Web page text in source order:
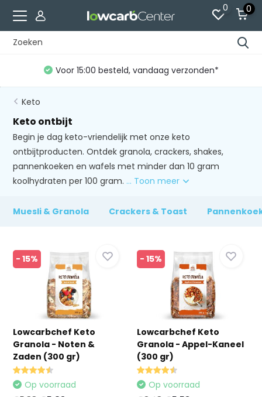
0 0
Gratis verzending vanaf €60 (NL)*
Keto
Keto ontbijt
Begin je dag keto-vriendelijk met onze keto
ontbijtproducten. Ontdek granola, crackers, shakes,
pannenkoeken en wafels met minder dan 10 gram
koolhydraten per 100 gram. ... Toon meer
Muesli & Granola Crackers & Toast
- 15%
Lowcarbchef Keto
Granola - Noten &
Zaden (300 gr)
Op voorraad
- 15%
Lowcarbchef Keto
Granola - Appel-Kaneel
(300 gr)
Op voorraad